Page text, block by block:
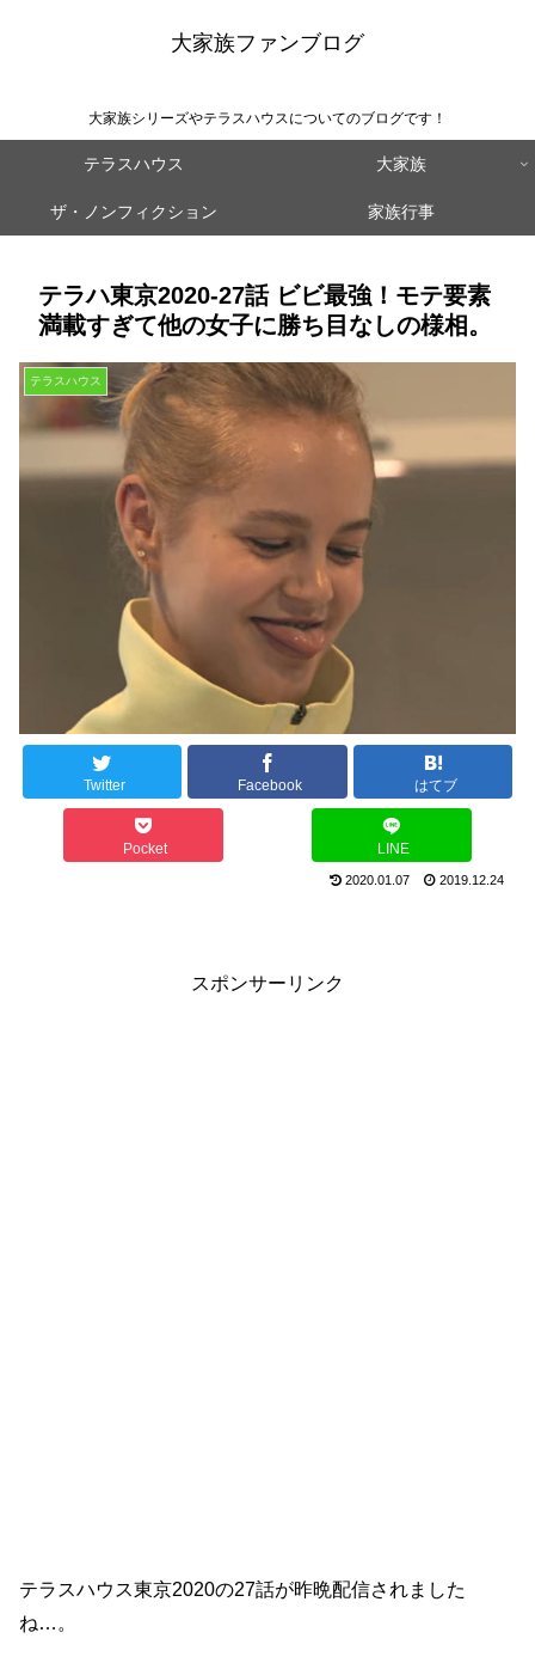
大家族ファンブログ
大家族シリーズやテラスハウスについてのブログです！
テラスハウス 大家族
ザ・ノンフィクション 家族行事
テラハ東京2020‐27話 ビビ最強！モテ要素
満載すぎて他の女子に勝ち目なしの様相。
テラスハウス
Twitter Facebook はてブ
Pocket LINE
2020.01.07 2019.12.24
スポンサーリンク
テラスハウス東京2020の27話が昨晩配信されました
ね…。